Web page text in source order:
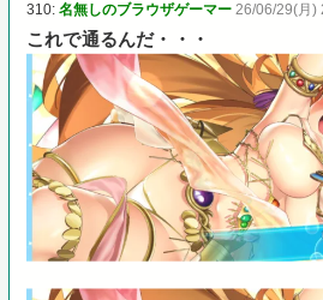
310:名無しのブラウザゲーマー 26/06/29(月)
これで通るんだ・・・